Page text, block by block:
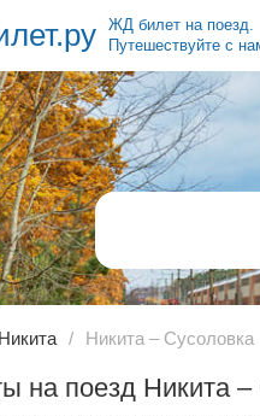
ЖД билет на поезд.
Путешествуйте с
Никита Никита – Сусоловка
на поезд Никита –